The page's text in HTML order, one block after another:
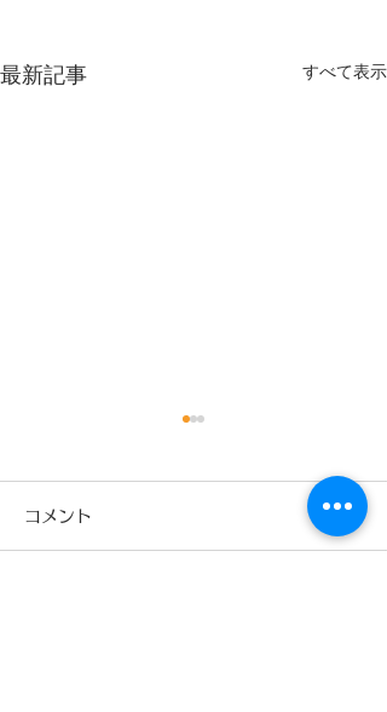
最新記事 すべて表示
コメント